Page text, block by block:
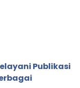
Publikasi